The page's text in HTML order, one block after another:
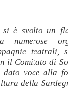
si è svolto un
numerose
teatrali,
il Comitato di
dato voce alla
della